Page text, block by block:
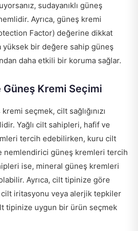
sudayanıklı güneş
Ayrıca, güneş kremi
Factor) değerine dikkat
yüksek bir değere sahip güneş
daha etkili bir koruma sağlar.
Kremi Seçimi
seçmek, cilt sağlığınızı
Yağlı cilt sahipleri, hafif ve
tercih edebilirken, kuru cilt
nemlendirici güneş kremleri tercih
ise, mineral güneş kremleri
Ayrıca, cilt tipinize göre
iritasyonu veya alerjik tepkiler
tipinize uygun bir ürün seçmek